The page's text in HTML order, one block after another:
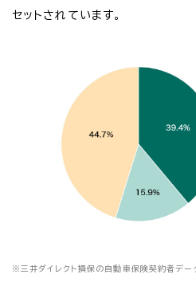
セットされています。
※三井ダイレクト損保の自動車保険契約者デ